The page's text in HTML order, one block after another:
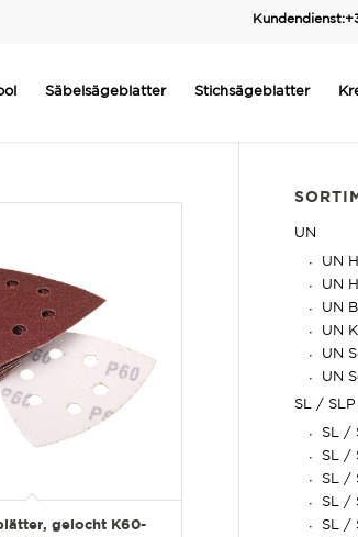
Kundendienst:
Säbelsägeblatter Stichsägeblatter
gelocht K60-
UN
UN
UN
UN
UN
UN
UN
SL / SLP
SL /
SL /
SL /
SL /
SL /